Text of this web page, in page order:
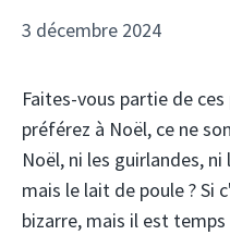
3 décembre 2024
Faites-vous partie de
préférez à Noël, ce ne
Noël, ni les guirlandes,
mais le lait de poule ? Si
bizarre, mais il est